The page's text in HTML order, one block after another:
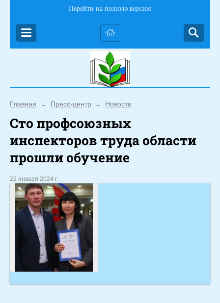
Перейти на полную версию
Главная → Пресс-центр → Новости
Сто профсоюзных
инспекторов труда области
прошли обучение
22 января 2024 г.